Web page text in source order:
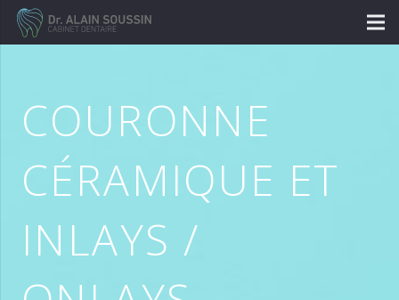
COURONNE
CÉRAMIQUE ET
INLAYS /